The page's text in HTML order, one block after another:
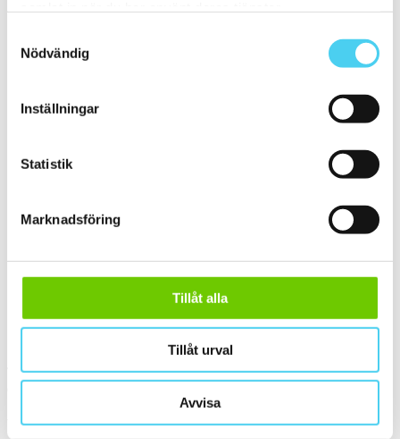
Nödvändig
Inställningar
Statistik
Marknadsföring
Tillåt alla
Tillåt urval
Avvisa
Stora (60 - 120 cm)
ca 60x20 cm
60x30 cm(11)
ca 60x60 cm(2)
60x60 cm (2)
Sortera
Tyvärr gav sökningen inget resultat. Välj gärna en kategori nedan
Webbshop